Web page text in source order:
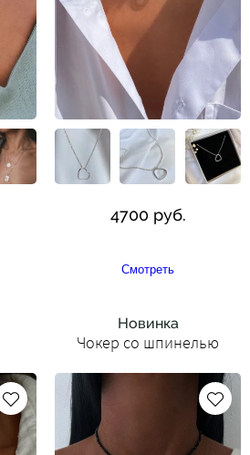
4700 руб.
Смотреть
Новинка
Чокер со шпинелью